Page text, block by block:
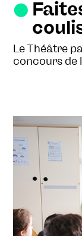
Le Théâtre
concours de